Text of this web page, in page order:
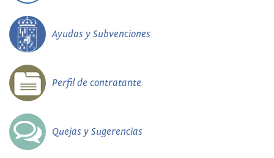
Ayudas y Subvenciones
Perfil de contratante
Quejas y Sugerencias